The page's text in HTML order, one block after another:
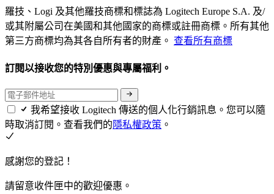
羅技、Logi 及其他羅技商標和標誌為 Logitech Europe S.A. 及/
或其附屬公司在美國和其他國家的商標或註冊商標。所有其他
第三方商標均為其各自所有者的財產。 查看所有商標
訂閱以接收您的特別優惠與專屬福利。
我希望接收 Logitech 傳送的個人化行銷訊息。您可以隨
時取消訂閱。查看我們的隱私權政策 。
感謝您的登記！
請留意收件匣中的歡迎優惠。